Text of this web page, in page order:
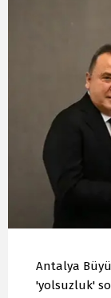
Antalya
'yolsuzluk'